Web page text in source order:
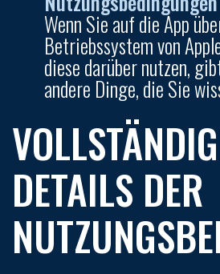
Wenn Sie auf die App
Betriebssystem von
diese darüber nutzen,
andere Dinge, die Sie
DETAILS DER